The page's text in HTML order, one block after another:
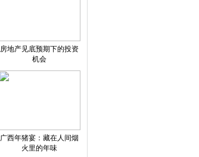
湖南省气象局启动低温雨雪冰
当前信息：腾讯宣布：春节发
房地产见底预期下的投资
机会
广西年猪宴：藏在人间烟
火里的年味